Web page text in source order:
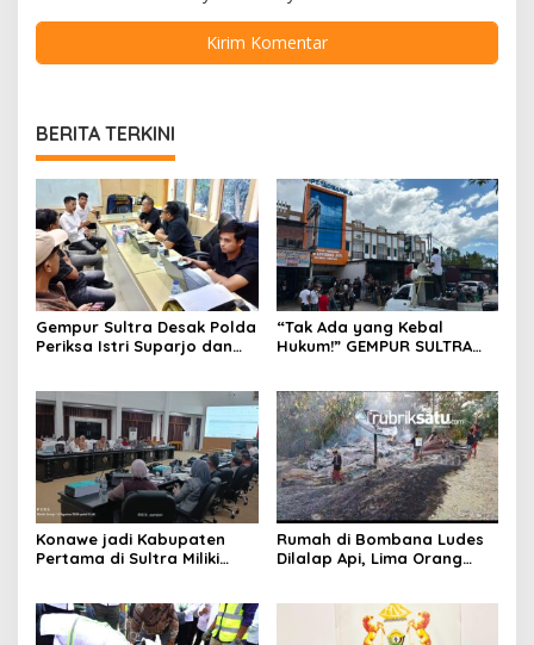
BERITA TERKINI
Gempur Sultra Desak Polda
Periksa Istri Suparjo dan
“Tak Ada yang Kebal
Hukum!” GEMPUR SULTRA
Tadisangka, Siap Kuasai
Lahan Puuwatu
Konawe jadi Kabupaten
Pertama di Sultra Miliki
Anggaran Rp200 Juta
Rumah di Bombana Ludes
Dilalap Api, Lima Orang